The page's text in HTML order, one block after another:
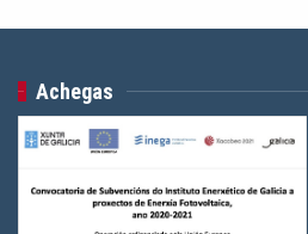
Achegas